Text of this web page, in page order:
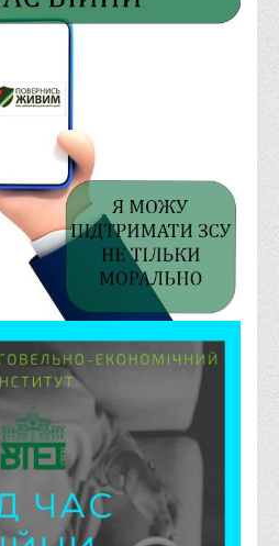
перекладу
громадськістю
співпраці
конференцій та вебінарів
диплому
(міжнародна практика)